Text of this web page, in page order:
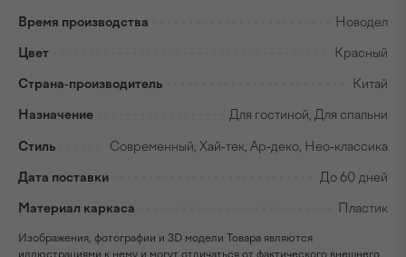
Время производства Новодел
Цвет Красный
Страна-производитель Китай
Назначение Для гостиной, Для спальни
Стиль Современный, Хай-тек, Ар-деко, Нео-классика
Дата поставки До 60 дней
Материал каркаса Пластик
Изображения, фотографии и 3D модели Товара являются
иллюстрациями к нему и могут отличаться от фактического внешнего